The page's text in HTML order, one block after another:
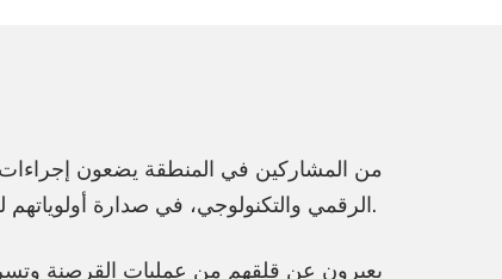
الرقمي والتكنولوجي، في صدارة أولوياتهم للسنة المقبلة.